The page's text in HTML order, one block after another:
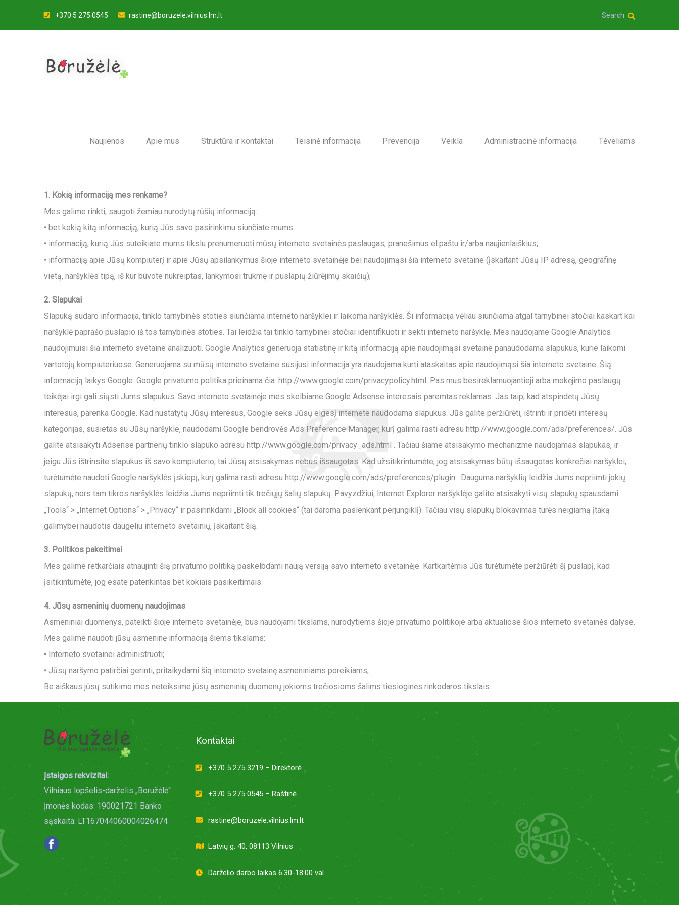
+370 5 275 0545 rastine@boruzele.vilnius.lm.lt Search
Naujienos Apie mus Struktūra ir kontaktai Teisinė informacija Prevencija Veikla Administracinė informacija Tėveliams
1. Kokią informaciją mes renkame?
Mes galime rinkti, saugoti žemiau nurodytų rūšių informaciją:
• bet kokią kitą informaciją, kurią Jūs savo pasirinkimu siunčiate mums.
• informaciją, kurią Jūs suteikiate mums tikslu prenumeruoti mūsų interneto svetainės paslaugas, pranešimus el.paštu ir/arba naujienlaiškius;
• informaciją apie Jūsų kompiuterį ir apie Jūsų apsilankymus šioje interneto svetainėje bei naudojimąsi šia interneto svetaine (įskaitant Jūsų IP adresą, geografinę
vietą, naršyklės tipą, iš kur buvote nukreiptas, lankymosi trukmę ir puslapių žiūrėjimų skaičių);
2. Slapukai
Slapuką sudaro informacija, tinklo tarnybinės stoties siunčiama interneto naršyklei ir laikoma naršyklės. Ši informacija vėliau siunčiama atgal tarnybinei stočiai kaskart kai
naršyklė paprašo puslapio iš tos tarnybinės stoties. Tai leidžia tai tinklo tarnybinei stočiai identifikuoti ir sekti interneto naršyklę. Mes naudojame Google Analytics
naudojimuisi šia interneto svetaine analizuoti. Google Analytics generuoja statistinę ir kitą informaciją apie naudojimąsi svetaine panaudodama slapukus, kurie laikomi
vartotojų kompiuteriuose. Generuojama su mūsų interneto svetaine susijusi informacija yra naudojama kurti ataskaitas apie naudojimąsi šia interneto svetaine. Šią
informaciją laikys Google. Google privatumo politika prieinama čia: http://www.google.com/privacypolicy.html. Pas mus besireklamuojantieji arba mokėjimo paslaugų
teikėjai irgi gali siųsti Jums slapukus. Savo interneto svetainėje mes skelbiame Google Adsense interesais paremtas reklamas. Jas taip, kad atspindėtų Jūsų
interesus, parenka Google. Kad nustatytų Jūsų interesus, Google seks Jūsų elgesį internete naudodama slapukus. Jūs galite peržiūrėti, ištrinti ir pridėti interesų
kategorijas, susietas su Jūsų naršykle, naudodami Google bendrovės Ads Preference Manager, kurį galima rasti adresu http://www.google.com/ads/preferences/. Jūs
galite atsisakyti Adsense partnerių tinklo slapuko adresu http://www.google.com/privacy_ads.html . Tačiau šiame atsisakymo mechanizme naudojamas slapukas, ir
jeigu Jūs ištrinsite slapukus iš savo kompiuterio, tai Jūsų atsisakymas nebus išsaugotas. Kad užsitikrintumėte, jog atsisakymas būtų išsaugotas konkrečiai naršyklei,
turėtumėte naudoti Google naršyklės įskiepį, kurį galima rasti adresu http://www.google.com/ads/preferences/plugin . Dauguma naršyklių leidžia Jums nepriimti jokių
slapukų, nors tam tikros naršyklės leidžia Jums nepriimti tik trečiųjų šalių slapukų. Pavyzdžiui, Internet Explorer naršyklėje galite atsisakyti visų slapukų spausdami
„Tools“ > „Internet Options“ > „Privacy“ ir pasirinkdami „Block all cookies“ (tai daroma paslenkant perjungiklį). Tačiau visų slapukų blokavimas turės neigiamą įtaką
galimybei naudotis daugeliu interneto svetainių, įskaitant šią.
3. Politikos pakeitimai
Mes galime retkarčiais atnaujinti šią privatumo politiką paskelbdami naują versiją savo interneto svetainėje. Kartkartėmis Jūs turėtumėte peržiūrėti šį puslapį, kad
įsitikintumėte, jog esate patenkintas bet kokiais pasikeitimais.
4. Jūsų asmeninių duomenų naudojimas
Asmeniniai duomenys, pateikti šioje interneto svetainėje, bus naudojami tikslams, nurodytiems šioje privatumo politikoje arba aktualiose šios interneto svetainės dalyse.
Mes galime naudoti jūsų asmeninę informaciją šiems tikslams:
• Interneto svetainei administruoti;
• Jūsų naršymo patirčiai gerinti, pritaikydami šią interneto svetainę asmeniniams poreikiams;
Be aiškaus jūsų sutikimo mes neteiksime jūsų asmeninių duomenų jokioms trečiosioms šalims tiesioginės rinkodaros tikslais.
Įstaigos rekvizitai:
Vilniaus lopšelis-darželis „Boružėlė“
Įmonės kodas: 190021721 Banko
sąskaita: LT167044060004026474
Kontaktai
+370 5 275 3219 – Direktorė
+370 5 275 0545 – Raštinė
rastine@boruzele.vilnius.lm.lt
Latvių g. 40, 08113 Vilnius
Darželio darbo laikas 6:30-18:00 val.